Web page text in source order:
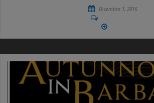
Dicembre 1, 2016